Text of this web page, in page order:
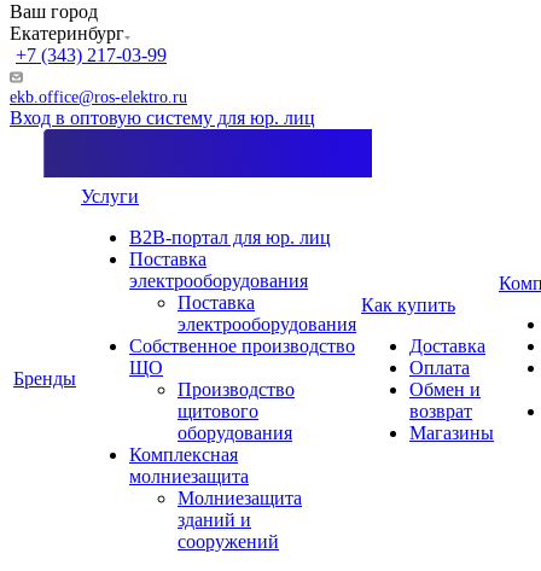
Ваш город
Екатеринбург
+7 (343) 217-03-99
ekb.office@ros-elektro.ru
Вход в оптовую систему для юр. лиц
Бренды
Услуги
B2B-портал для юр. лиц
Поставка
электрооборудования
Поставка
электрооборудования
Собственное производство
ЩО
Производство
щитового
оборудования
Комплексная
молниезащита
Молниезащита
зданий и
сооружений
Как купить
Доставка
Оплата
Обмен и
возврат
Магазины